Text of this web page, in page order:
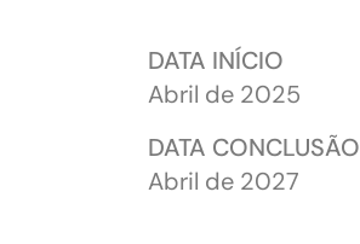
DATA INÍCIO
Abril de 2025
DATA CONCLUSÃO
Abril de 2027